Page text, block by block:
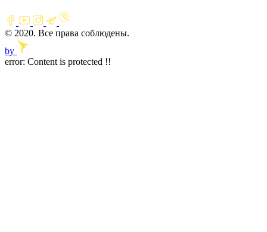
© 2020. Все права соблюдены.
by
error: Content is protected !!